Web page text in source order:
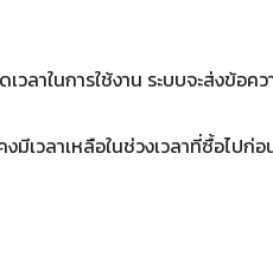
าในการใช้งาน ระบบจะส่งข้อคว
วลาเหลือในช่วงเวลาที่ซื้อไปก่อ